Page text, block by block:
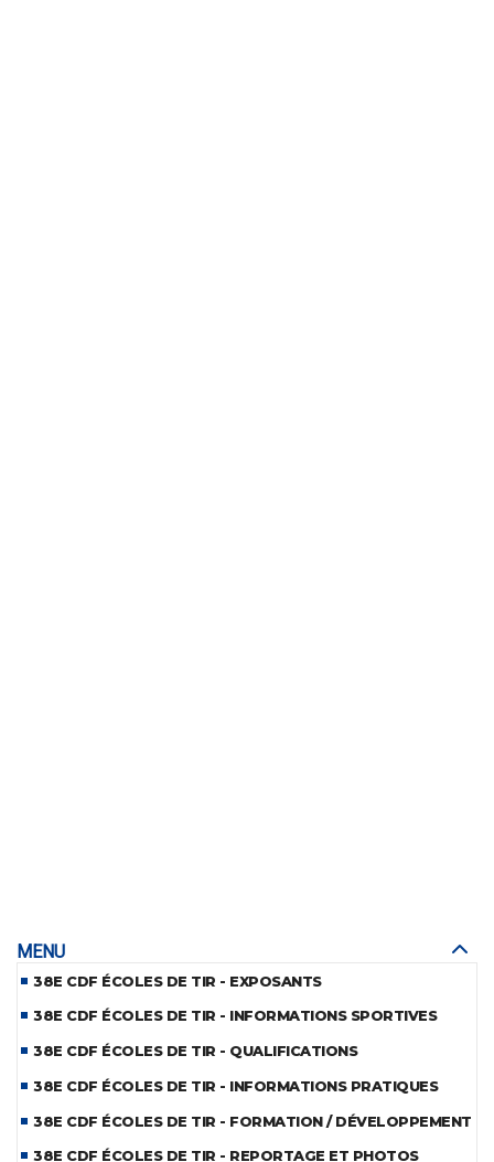
MENU
38E CDF ÉCOLES DE TIR - EXPOSANTS
38E CDF ÉCOLES DE TIR - INFORMATIONS SPORTIVES
38E CDF ÉCOLES DE TIR - QUALIFICATIONS
38E CDF ÉCOLES DE TIR - INFORMATIONS PRATIQUES
38E CDF ÉCOLES DE TIR - FORMATION / DÉVELOPPEMENT
38E CDF ÉCOLES DE TIR - REPORTAGE ET PHOTOS